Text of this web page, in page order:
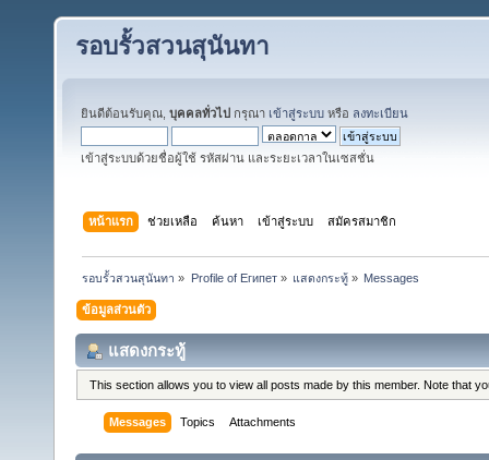
รอบรั้วสวนสุนันทา
ยินดีต้อนรับคุณ, บุคคลทั่วไป กรุณา เข้าสู่ระบบ หรือ ลงทะเบียน
เข้าสู่ระบบด้วยชื่อผู้ใช้ รหัสผ่าน และระยะเวลาในเซสชั่น
หน้าแรก ช่วยเหลือ ค้นหา เข้าสู่ระบบ สมัครสมาชิก
รอบรั้วสวนสุนันทา » Profile of Египет» แสดงกระทู้» Messages
ข้อมูลส่วนตัว
แสดงกระทู้
This section allows you to view all posts made by this member. Note that
Messages Topics Attachments